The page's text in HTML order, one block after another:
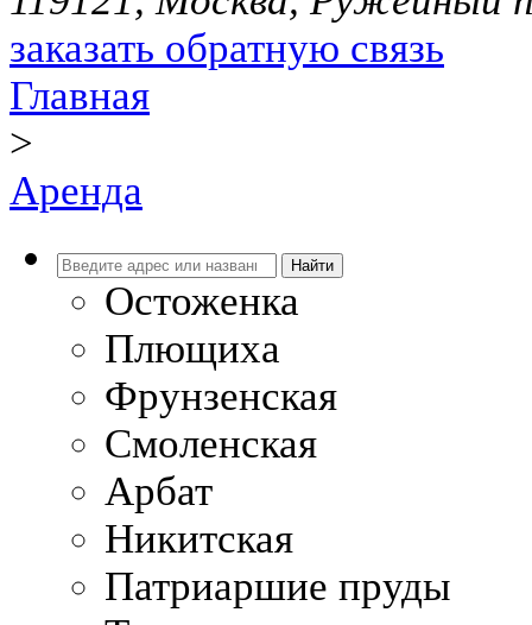
заказать обратную связь
Главная
>
Аренда
Остоженка
Плющиха
Фрунзенская
Смоленская
Арбат
Никитская
Патриаршие пруды